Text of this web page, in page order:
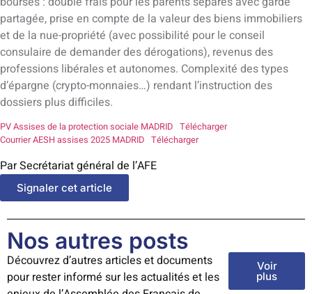
partagée, prise en compte de la valeur des biens immobiliers
et de la nue-propriété (avec possibilité pour le conseil
consulaire de demander des dérogations), revenus des
professions libérales et autonomes. Complexité des types
d’épargne (crypto-monnaies…) rendant l’instruction des
dossiers plus difficiles.
PV Assises de la protection sociale MADRID Télécharger
Courrier AESH assises 2025 MADRID Télécharger
Par Secrétariat général de l’AFE
Signaler cet article
Nos autres posts
Découvrez d’autres articles et documents
pour rester informé sur les actualités et les
Voir
plus